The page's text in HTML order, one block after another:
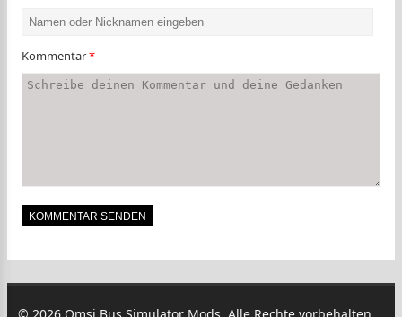
Kommentar*